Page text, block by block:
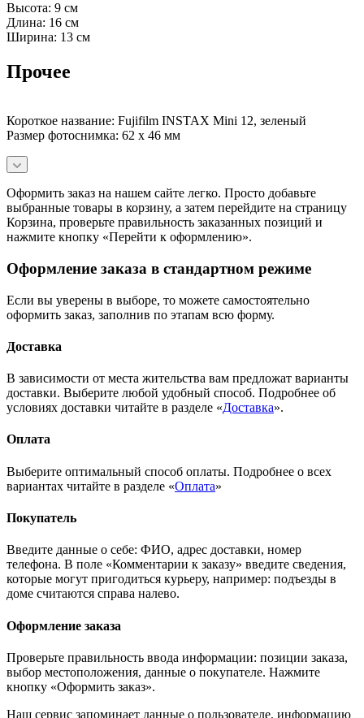
Высота: 9 см
Длина: 16 см
Ширина: 13 см
Прочее
Короткое название: Fujifilm INSTAX Mini 12, зеленый
Размер фотоснимка: 62 х 46 мм
Оформить заказ на нашем сайте легко. Просто добавьте
выбранные товары в корзину, а затем перейдите на страницу
Корзина, проверьте правильность заказанных позиций и
нажмите кнопку «Перейти к оформлению».
Оформление заказа в стандартном режиме
Если вы уверены в выборе, то можете самостоятельно
оформить заказ, заполнив по этапам всю форму.
Доставка
В зависимости от места жительства вам предложат варианты
доставки. Выберите любой удобный способ. Подробнее об
условиях доставки читайте в разделе «Доставка».
Оплата
Выберите оптимальный способ оплаты. Подробнее о всех
вариантах читайте в разделе «Оплата»
Покупатель
Введите данные о себе: ФИО, адрес доставки, номер
телефона. В поле «Комментарии к заказу» введите сведения,
которые могут пригодиться курьеру, например: подъезды в
доме считаются справа налево.
Оформление заказа
Проверьте правильность ввода информации: позиции заказа,
выбор местоположения, данные о покупателе. Нажмите
кнопку «Оформить заказ».
Наш сервис запоминает данные о пользователе, информацию